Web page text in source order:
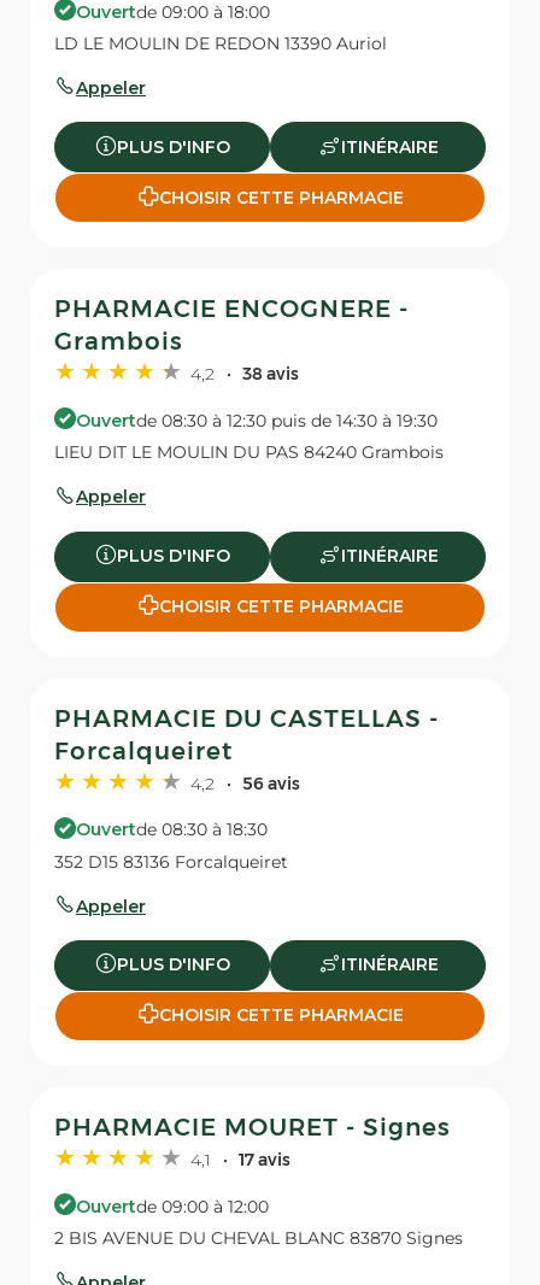
Ouvertde 09:00 à 18:00
LD LE MOULIN DE REDON 13390 Auriol
Appeler
PLUS D'INFO ITINÉRAIRE
CHOISIR CETTE PHARMACIE
PHARMACIE ENCOGNERE -
Grambois
4,2 38 avis
Ouvertde 08:30 à 12:30 puis de 14:30 à 19:30
LIEU DIT LE MOULIN DU PAS 84240 Grambois
Appeler
PLUS D'INFO ITINÉRAIRE
CHOISIR CETTE PHARMACIE
PHARMACIE DU CASTELLAS -
Forcalqueiret
4,2 56 avis
Ouvertde 08:30 à 18:30
352 D15 83136 Forcalqueiret
Appeler
PLUS D'INFO ITINÉRAIRE
CHOISIR CETTE PHARMACIE
PHARMACIE MOURET - Signes
4,1 17 avis
Ouvertde 09:00 à 12:00
2 BIS AVENUE DU CHEVAL BLANC 83870 Signes